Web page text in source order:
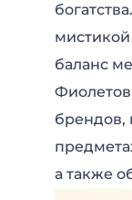
баланс
брендов,
а также